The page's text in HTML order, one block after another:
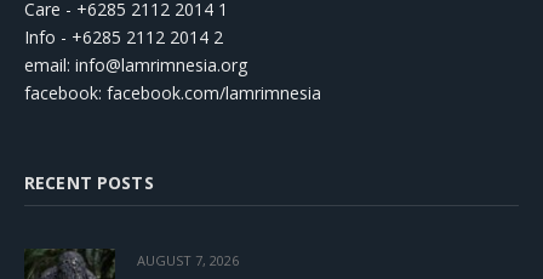
Care - +6285 2112 2014 1
Info - +6285 2112 2014 2
email: info@lamrimnesia.org
facebook: facebook.com/lamrimnesia
RECENT POSTS
AUGUST 7, 2026